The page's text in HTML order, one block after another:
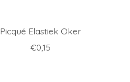
Picqué Elastiek Oker
€0,15